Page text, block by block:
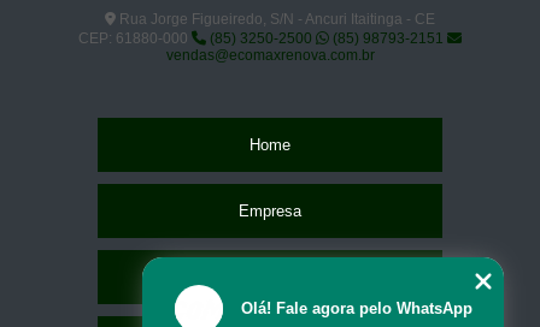
Rua Jorge Figueiredo, S/N - Ancuri Itaitinga - CE
CEP: 61880-000
(85) 3250-2500
(85) 98793-2151
vendas@ecomaxrenova.com.br
Home
Empresa
Olá! Fale agora pelo WhatsApp